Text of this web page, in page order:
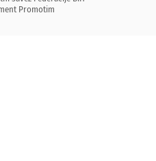
Promotim